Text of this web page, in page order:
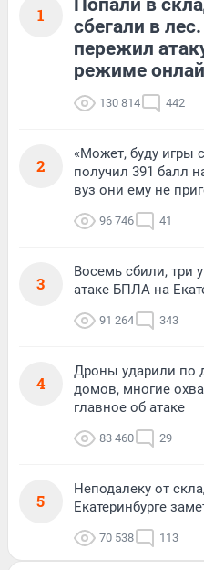
1
Попали в
сбегали в
пережил
режиме
130 814 442
2
«Может, буду игры
получил 391 балл
вуз они ему не
96 746 41
3
Восемь сбили, три
атаке БПЛА на
91 264 343
4
Дроны ударили по
домов, многие
главное об атаке
83 460 29
5
Неподалеку от
Екатеринбурге
70 538 113